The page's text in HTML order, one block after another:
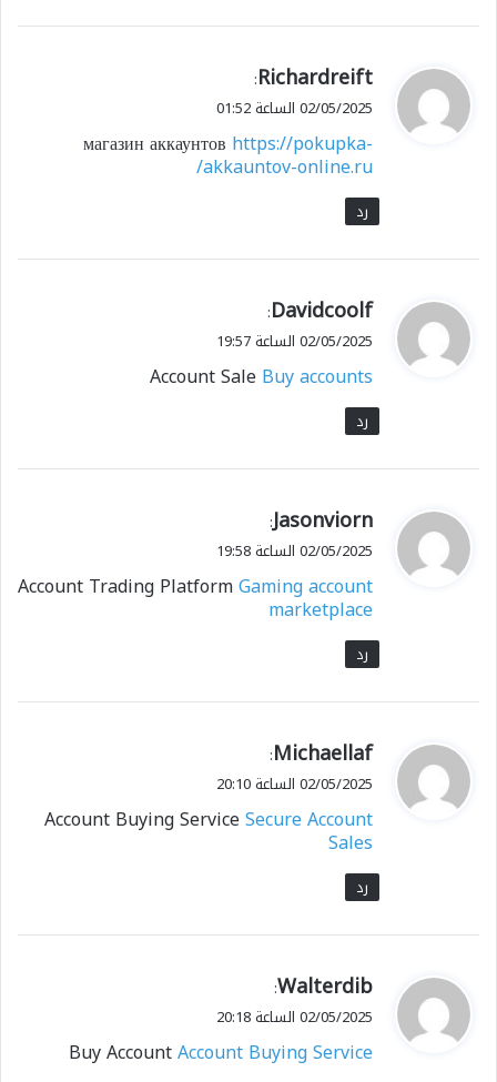
ي
ق
ل
Richardreift
:
02/05/2025 الساعة 01:52
магазин аккаунтов https://pokupka-
akkauntov-online.ru/
رد
ي
ق
ل
Davidcoolf
:
02/05/2025 الساعة 19:57
Account SaleBuy accounts
رد
ي
ق
ل
Jasonviorn
:
02/05/2025 الساعة 19:58
Account Trading PlatformGaming account
marketplace
رد
ي
ق
ل
Michaellaf
:
02/05/2025 الساعة 20:10
Account Buying ServiceSecure Account
Sales
رد
ي
ق
ل
Walterdib
:
02/05/2025 الساعة 20:18
Buy AccountAccount Buying Service